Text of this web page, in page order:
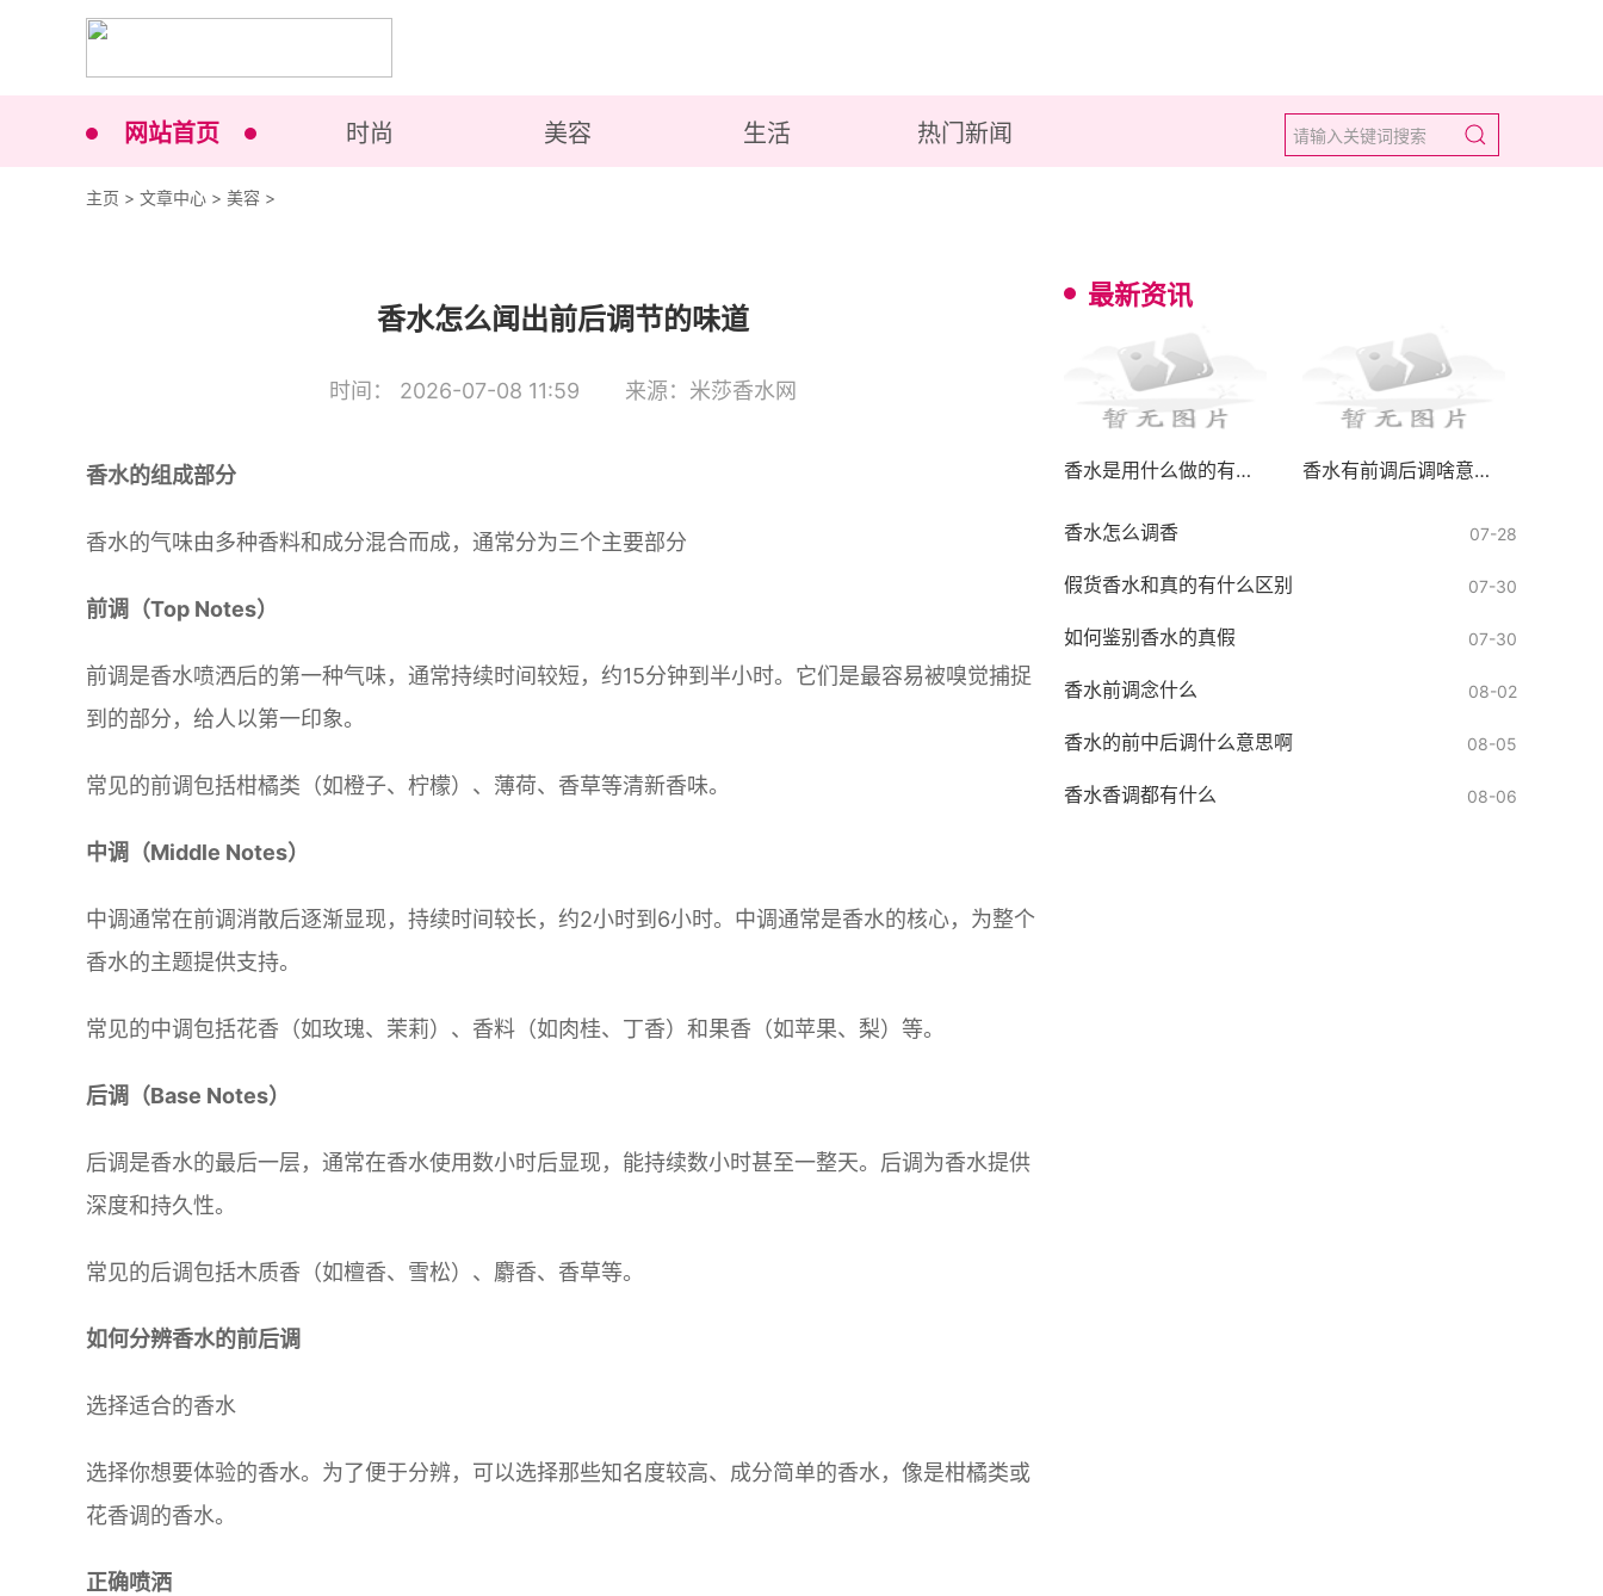
网站首页 时尚 美容 生活 热门新闻
主页 > 文章中心 > 美容 >
香水怎么闻出前后调节的味道
时间： 2026-07-08 11:59 来源：米莎香水网
香水的组成部分
香水的气味由多种香料和成分混合而成，通常分为三个主要部分
前调（Top Notes）
前调是香水喷洒后的第一种气味，通常持续时间较短，约15分钟到半小时。它们是最容易被嗅觉捕捉
到的部分，给人以第一印象。
常见的前调包括柑橘类（如橙子、柠檬）、薄荷、香草等清新香味。
中调（Middle Notes）
中调通常在前调消散后逐渐显现，持续时间较长，约2小时到6小时。中调通常是香水的核心，为整个
香水的主题提供支持。
常见的中调包括花香（如玫瑰、茉莉）、香料（如肉桂、丁香）和果香（如苹果、梨）等。
后调（Base Notes）
后调是香水的最后一层，通常在香水使用数小时后显现，能持续数小时甚至一整天。后调为香水提供
深度和持久性。
常见的后调包括木质香（如檀香、雪松）、麝香、香草等。
如何分辨香水的前后调
选择适合的香水
选择你想要体验的香水。为了便于分辨，可以选择那些知名度较高、成分简单的香水，像是柑橘类或
花香调的香水。
正确喷洒
最新资讯
香水是用什么做的有毒吗 香水有前调后调啥意思呀怎么用
香水怎么调香 07-28
假货香水和真的有什么区别 07-30
如何鉴别香水的真假 07-30
香水前调念什么 08-02
香水的前中后调什么意思啊 08-05
香水香调都有什么 08-06